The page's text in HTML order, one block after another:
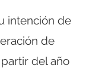
intención de
de
del año